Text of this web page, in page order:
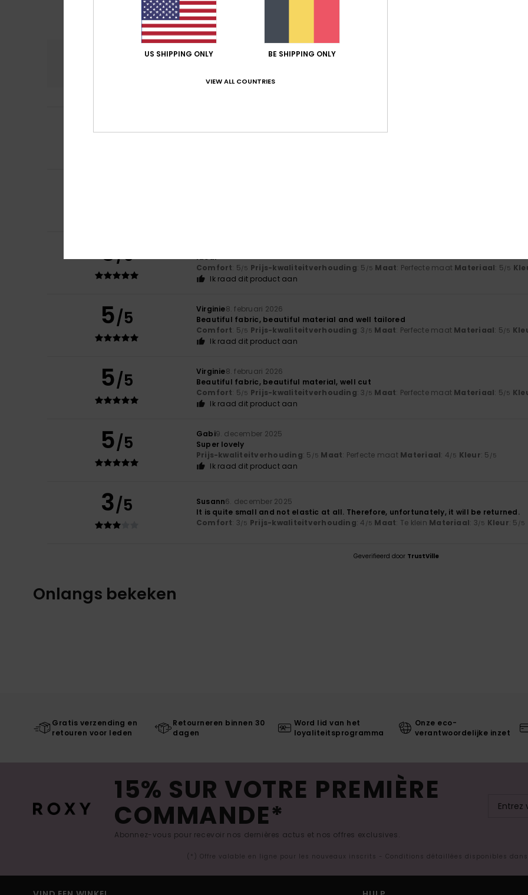
Comfort
Prijs-kwaliteitverhouding
4/5
The fabric is lovely and the pattern is exactly as I expected
5/5
Ideal
Comfort: 5/5 Prijs-kwaliteitverhouding: 5 /5 Maat: Perfecte maat Materiaal: 5/5
Ik raad dit product aan
5/5 Virginie8. februari 2026
Beautiful fabric, beautiful material and well tailored
Comfort: 5/5 Prijs-kwaliteitverhouding: 3 /5 Maat: Perfecte maat Materiaal: 5/5
Ik raad dit product aan
5/5 Virginie8. februari 2026
Beautiful fabric, beautiful material, well cut
Comfort: 5/5 Prijs-kwaliteitverhouding: 3 /5 Maat: Perfecte maat Materiaal: 5/5
Ik raad dit product aan
5/5 Gabi9. december 2025
Super lovely
Prijs-kwaliteitverhouding: 5 /5 Maat: Perfecte maat Materiaal: 4/5 Kleur: 5 /5
Ik raad dit product aan
3/5 Susann6. december 2025
It is quite small and not elastic at all. Therefore, unfortunately, it will be returned.
Comfort: 3/5 Prijs-kwaliteitverhouding: 4 /5 Maat: Te klein Materiaal: 3/5 Kleur: 5 /5
Geverifieerd door TrustVille
Onlangs bekeken
Gratis verzending en
retouren voor leden
Retourneren binnen 30
dagen
Word lid van het
loyaliteitsprogramma
Onze eco-
verantwoordelijke inzet
15% SUR VOTRE PREMIÈRE
COMMANDE*
Abonnez-vous pour recevoir nos dernières actus et nos offres exclusives.
(*) Offre valable en ligne pour les nouveaux inscrits - Conditions détaillées disponibles
US SHIPPING ONLY BE SHIPPING ONLY
VIEW ALL COUNTRIES